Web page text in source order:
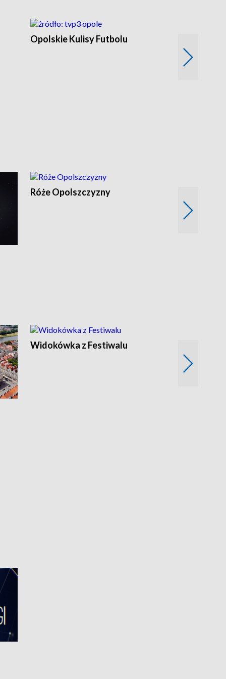
Opolskie Kulisy Futbolu
sportu
Róże Opolszczyzny
Widokówka z Festiwalu